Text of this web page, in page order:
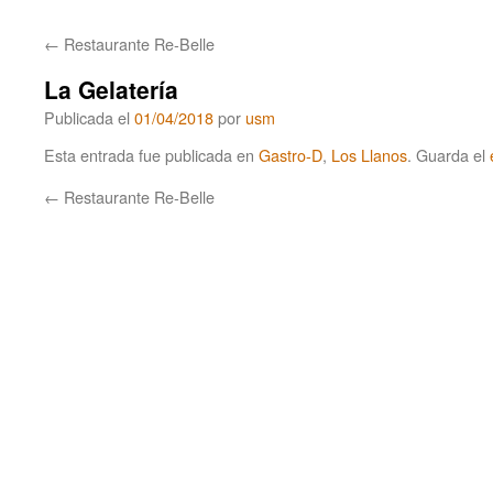
← Restaurante Re-Belle
La Gelatería
Publicada el 01/04/2018por usm
Esta entrada fue publicada en Gastro-D, Los Llanos. Guarda el
← Restaurante Re-Belle